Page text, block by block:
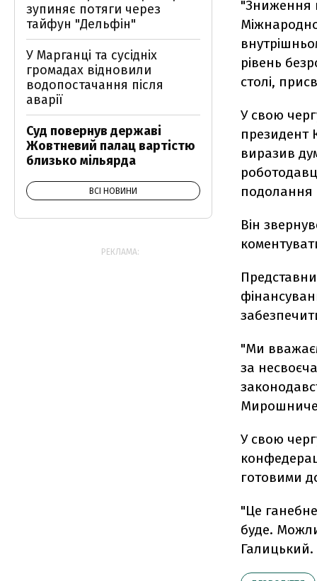
"Зниження
рівень
столі,
У свою
президент
виразив
подолання
Він
"Ми
за
У свою
готовими
"Це
буде.
Галицький.
зупиняє потяги через
тайфун "Дельфін"
У Марганці та сусідніх
громадах відновили
водопостачання після
аварії
Суд повернув державі
Жовтневий палац вартістю
близько мільярда
ВСІ НОВИНИ
РЕКЛАМА: